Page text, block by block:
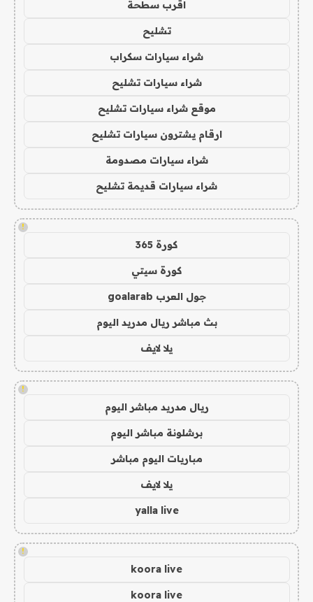
اقرب سطحة
تشليح
شراء سيارات سكراب
شراء سيارات تشليح
موقع شراء سيارات تشليح
ارقام يشترون سيارات تشليح
شراء سيارات مصدومة
شراء سيارات قديمة تشليح
!
كورة 365
كورة سيتي
جول العرب goalarab
بث مباشر ريال مدريد اليوم
يلا لايف
!
ريال مدريد مباشر اليوم
برشلونة مباشر اليوم
مباريات اليوم مباشر
يلا لايف
yalla live
!
koora live
koora live